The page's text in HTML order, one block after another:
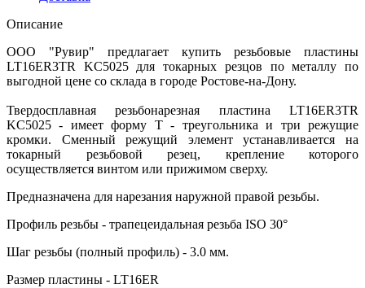
Описание
ООО "Рувир" предлагает купить резьбовые пластины
LT16ER3TR KC5025 для токарных резцов по металлу по
выгодной цене со склада в городе Ростове-на-Дону.
Твердосплавная резьбонарезная пластина LT16ER3TR
KC5025 - имеет форму T - треугольника и три режущие
кромки. Сменный режущий элемент устанавливается на
токарный резьбовой резец, крепление которого
осуществляется винтом или прижимом сверху.
Предназначена для нарезания наружной правой резьбы.
Профиль резьбы - трапецеидальная резьба ISO 30°
Шаг резьбы (полный профиль) - 3.0 мм.
Размер пластины - LT16ER